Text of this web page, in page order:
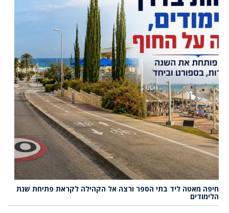
חיפה מאטה ליד בתי הספר ורצה אל הקהילה לקראת פתיחת שנת
הלימודים